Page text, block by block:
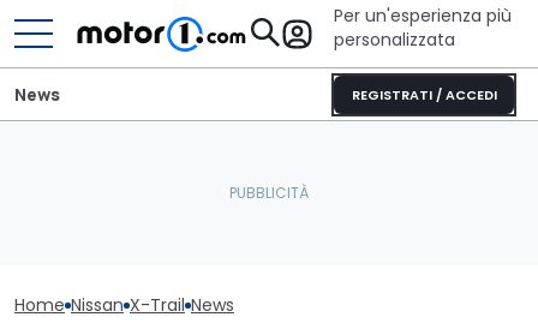
Per un'esperienza più
personalizzata
REGISTRATI / ACCEDI
News
Home Nissan X-Trail News